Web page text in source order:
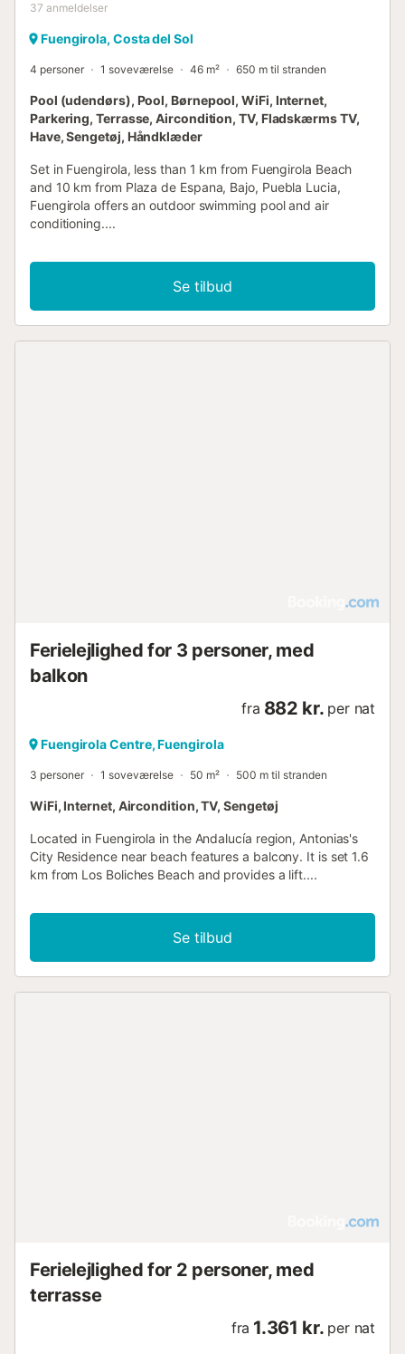
37 anmeldelser
Fuengirola, Costa del Sol
4 personer 1 soveværelse 46 m² 650 m til stranden
Pool (udendørs), Pool, Børnepool, WiFi, Internet,
Parkering, Terrasse, Aircondition, TV, Fladskærms TV,
Have, Sengetøj, Håndklæder
Set in Fuengirola, less than 1 km from Fuengirola Beach
and 10 km from Plaza de Espana, Bajo, Puebla Lucia,
Fuengirola offers an outdoor swimming pool and air
conditioning....
Se tilbud
Ferielejlighed for 3 personer, med
balkon
fra 882 kr. per nat
Fuengirola Centre, Fuengirola
3 personer 1 soveværelse 50 m² 500 m til stranden
WiFi, Internet, Aircondition, TV, Sengetøj
Located in Fuengirola in the Andalucía region, Antonias's
City Residence near beach features a balcony. It is set 1.6
km from Los Boliches Beach and provides a lift....
Se tilbud
Ferielejlighed for 2 personer, med
terrasse
fra 1.361 kr. per nat